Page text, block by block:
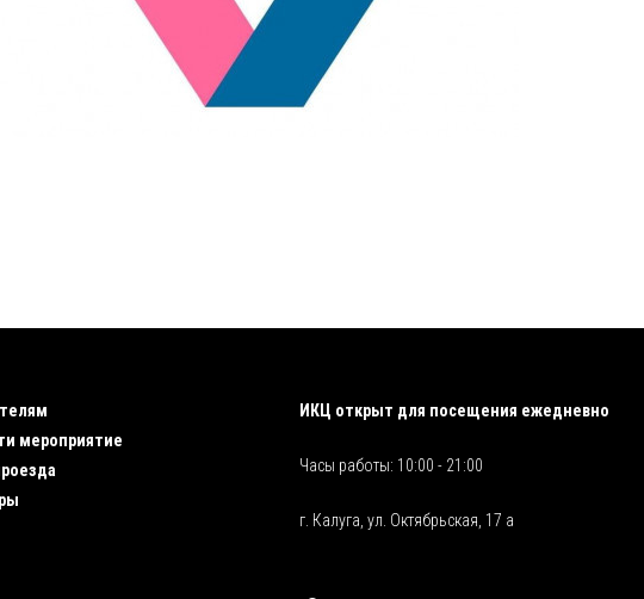
мероприятие
ИКЦ открыт для посещения ежедневно
Часы работы: 10:00 - 21:00
г. Калуга, ул. Октябрьская, 17 а